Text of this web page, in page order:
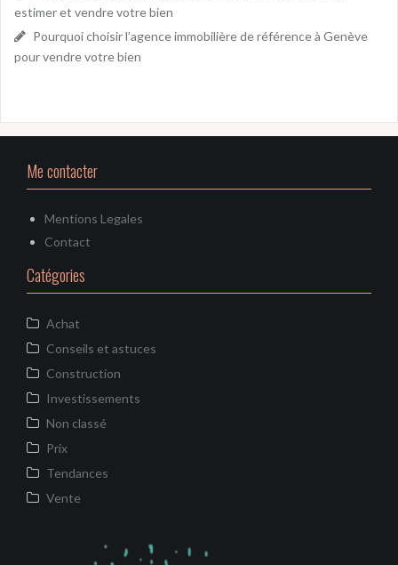
estimer et vendre votre bien
Pourquoi choisir l’agence immobilière de référence à Genève
pour vendre votre bien
Me contacter
Mentions Legales
Contact
Catégories
Achat
Conseils et astuces
Construction
Investissements
Non classé
Prix
Tendances
Vente